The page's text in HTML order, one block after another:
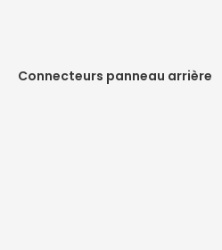
Connecteurs panneau arrière